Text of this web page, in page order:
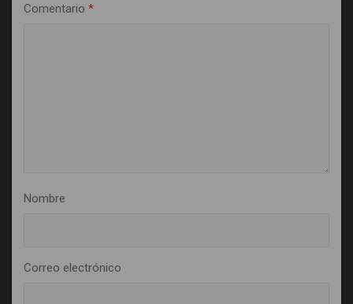
Comentario *
Nombre
Correo electrónico